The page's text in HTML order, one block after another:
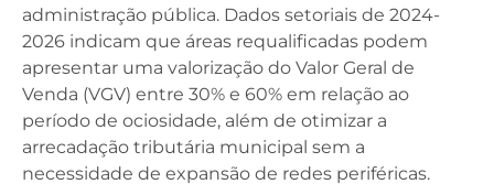
administração pública. Dados setoriais de 2024-
2026 indicam que áreas requalificadas podem
apresentar uma valorização do Valor Geral de
Venda (VGV) entre 30% e 60% em relação ao
período de ociosidade, além de otimizar a
arrecadação tributária municipal sem a
necessidade de expansão de redes periféricas.